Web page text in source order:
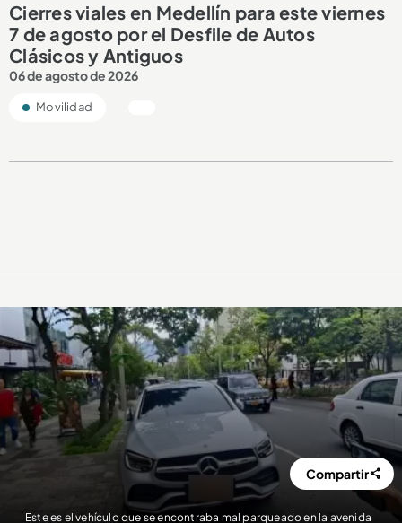
Cierres viales en Medellín para este viernes
7 de agosto por el Desfile de Autos
Clásicos y Antiguos
06 de agosto de 2026
Movilidad
Este es el vehículo que se encontraba mal parqueado en la avenida
Compartir